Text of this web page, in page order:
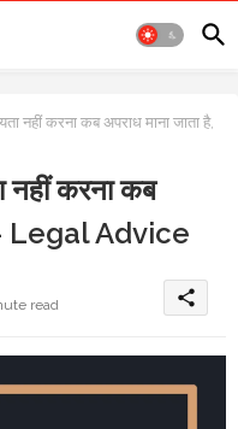
नहीं करना कब अपराध माना जाता है,
नहीं करना कब
- Legal Advice
read share